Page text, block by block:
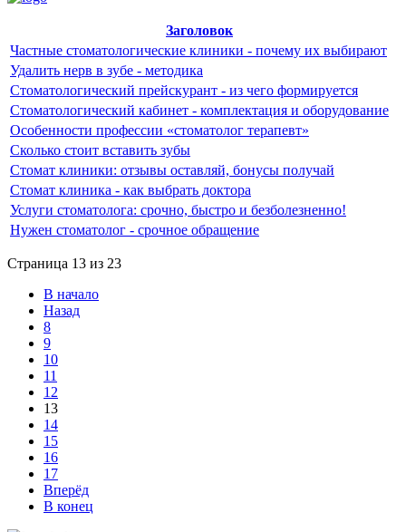
Заголовок
Частные стоматологические клиники - почему их выбирают
Удалить нерв в зубе - методика
Стоматологический прейскурант - из чего формируется
Стоматологический кабинет - комплектация и оборудование
Особенности профессии «стоматолог терапевт»
Сколько стоит вставить зубы
Стомат клиники: отзывы оставляй, бонусы получай
Стомат клиника - как выбрать доктора
Услуги стоматолога: срочно, быстро и безболезненно!
Нужен стоматолог - срочное обращение
Страница 13 из 23
В начало
Назад
8
9
10
11
12
13
14
15
16
17
Вперёд
В конец